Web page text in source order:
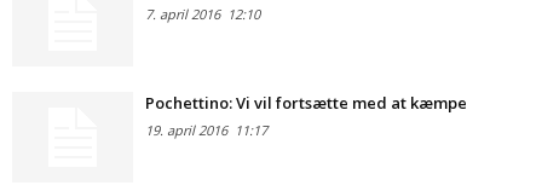
7. april 201612:10
Pochettino: Vi vil fortsætte med at kæmpe
19. april 201611:17